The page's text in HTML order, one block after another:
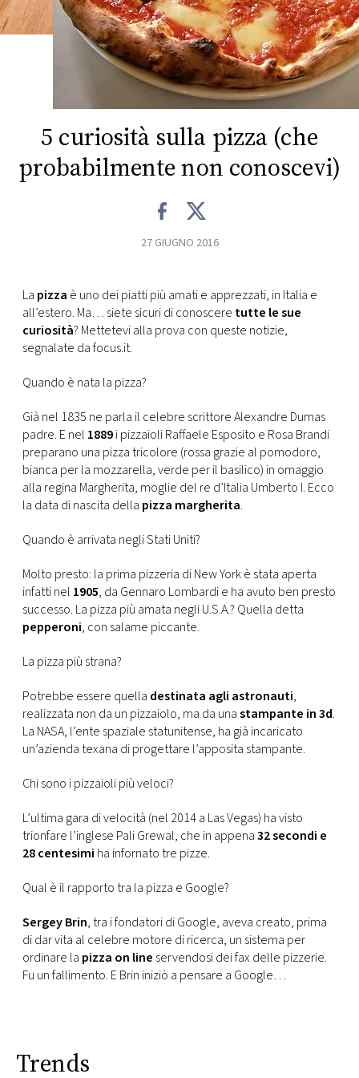
FOTO
EVENTI
VIDEO
DI
MONACO
RMC
5 curiosità sulla pizza (che
probabilmente non conoscevi)
27 GIUGNO 2016
La pizza è uno dei piatti più amati e apprezzati, in Italia e
all’estero. Ma… siete sicuri di conoscere tutte le sue
curiosità? Mettetevi alla prova con queste notizie,
segnalate da focus.it.
Quando è nata la pizza?
Già nel 1835 ne parla il celebre scrittore Alexandre Dumas
padre. E nel 1889i pizzaioli Raffaele Esposito e Rosa Brandi
preparano una pizza tricolore (rossa grazie al pomodoro,
bianca per la mozzarella, verde per il basilico) in omaggio
alla regina Margherita, moglie del re d’Italia Umberto I. Ecco
la data di nascita della pizza margherita.
Quando è arrivata negli Stati Uniti?
Molto presto: la prima pizzeria di New York è stata aperta
infatti nel 1905, da Gennaro Lombardi e ha avuto ben presto
successo. La pizza più amata negli U.S.A.? Quella detta
pepperoni, con salame piccante.
La pizza più strana?
Potrebbe essere quella destinata agli astronauti,
realizzata non da un pizzaiolo, ma da unastampante in 3d.
La NASA, l’ente spaziale statunitense, ha già incaricato
un’azienda texana di progettare l’apposita stampante.
Chi sono i pizzaioli più veloci?
L’ultima gara di velocità (nel 2014 a Las Vegas) ha visto
trionfare l’inglese Pali Grewal, che in appena32 secondi e
28 centesimi ha infornato tre pizze.
Qual è il rapporto tra la pizza e Google?
Sergey Brin, tra i fondatori di Google, aveva creato, prima
di dar vita al celebre motore di ricerca, un sistema per
ordinare la pizza on line servendosi dei fax delle pizzerie.
Fu un fallimento. E Brin iniziò a pensare a Google…
Trends